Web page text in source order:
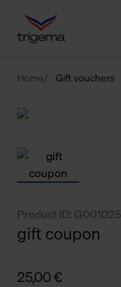
Home Gift vouchers
Product ID: G001025
gift coupon
25,00 €